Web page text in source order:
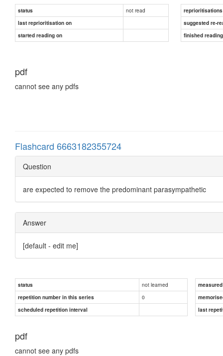
status not read
reprioritisations
last reprioritisation on
suggested re-
started reading on
finished
pdf
cannot see any pdfs
Flashcard 6663182355724
Question
are expected to remove the predominant parasympathetic
Answer
[default - edit me]
status not learned
repetition number in this series
0
scheduled repetition interval
last
pdf
cannot see any pdfs